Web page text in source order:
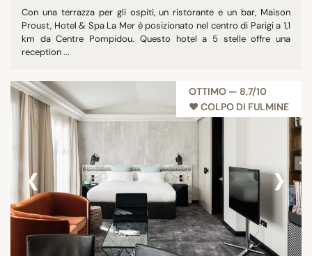
Con una terrazza per gli ospiti, un ristorante e un bar, Maison
Proust, Hotel & Spa La Mer è posizionato nel centro di Parigi a 1,1
km da Centre Pompidou. Questo hotel a 5 stelle offre una
reception ...
OTTIMO — 8,7/10
♥︎ COLPO DI FULMINE
‹ ›